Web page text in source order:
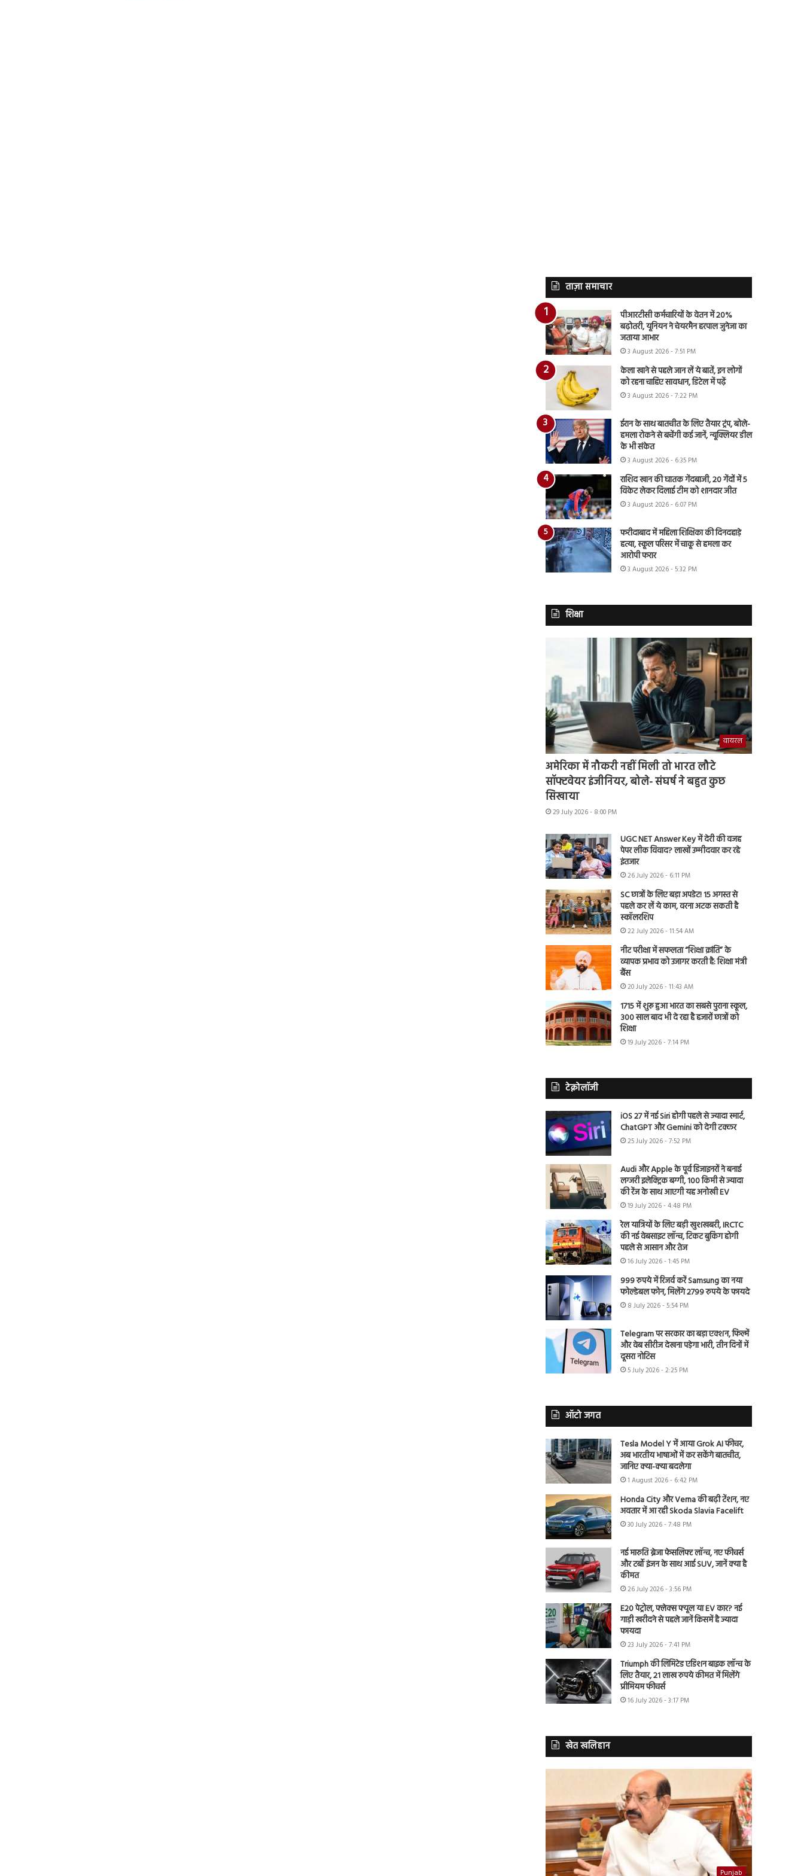
ताज़ा समाचार
पीआरटीसी कर्मचारियों के वेतन में 20%
बढ़ोतरी, यूनियन ने चेयरमैन हरपाल जुनेजा का
जताया आभार
3 August 2026 - 7:51 PM
केला खाने से पहले जान लें ये बातें, इन लोगों
को रहना चाहिए सावधान, डिटेल में पढ़ें
3 August 2026 - 7:22 PM
ईरान के साथ बातचीत के लिए तैयार ट्रंप, बोले-
हमला रोकने से बचेंगी कई जानें, न्यूक्लियर डील
के भी संकेत
3 August 2026 - 6:35 PM
राशिद खान की घातक गेंदबाजी, 20 गेंदों में 5
विकेट लेकर दिलाई टीम को शानदार जीत
3 August 2026 - 6:07 PM
फरीदाबाद में महिला शिक्षिका की दिनदहाड़े
हत्या, स्कूल परिसर में चाकू से हमला कर
आरोपी फरार
3 August 2026 - 5:32 PM
शिक्षा
वायरल
अमेरिका में नौकरी नहीं मिली तो भारत लौटे
सॉफ्टवेयर इंजीनियर, बोले- संघर्ष ने बहुत कुछ
सिखाया
29 July 2026 - 8:00 PM
UGC NET Answer Key में देरी की वजह
पेपर लीक विवाद? लाखों उम्मीदवार कर रहे
इंतजार
26 July 2026 - 6:11 PM
SC छात्रों के लिए बड़ा अपडेट! 15 अगस्त से
पहले कर लें ये काम, वरना अटक सकती है
स्कॉलरशिप
22 July 2026 - 11:54 AM
नीट परीक्षा में सफलता “शिक्षा क्रांति” के
व्यापक प्रभाव को उजागर करती है: शिक्षा मंत्री
बैंस
20 July 2026 - 11:43 AM
1715 में शुरू हुआ भारत का सबसे पुराना स्कूल,
300 साल बाद भी दे रहा है हजारों छात्रों को
शिक्षा
19 July 2026 - 7:14 PM
टेक्नोलॉजी
iOS 27 में नई Siri होगी पहले से ज्यादा स्मार्ट,
ChatGPT और Gemini को देगी टक्कर
25 July 2026 - 7:52 PM
Audi और Apple के पूर्व डिजाइनरों ने बनाई
लग्जरी इलेक्ट्रिक बग्गी, 100 किमी से ज्यादा
की रेंज के साथ आएगी यह अनोखी EV
19 July 2026 - 4:48 PM
रेल यात्रियों के लिए बड़ी खुशखबरी, IRCTC
की नई वेबसाइट लॉन्च, टिकट बुकिंग होगी
पहले से आसान और तेज
16 July 2026 - 1:45 PM
999 रुपये में रिजर्व करें Samsung का नया
फोल्डेबल फोन, मिलेंगे 2799 रुपये के फायदे
8 July 2026 - 5:54 PM
Telegram पर सरकार का बड़ा एक्शन, फिल्में
और वेब सीरीज देखना पड़ेगा भारी, तीन दिनों में
दूसरा नोटिस
5 July 2026 - 2:25 PM
ऑटो जगत
Tesla Model Y में आया Grok AI फीचर,
अब भारतीय भाषाओं में कर सकेंगे बातचीत,
जानिए क्या-क्या बदलेगा
1 August 2026 - 6:42 PM
Honda City और Verna की बढ़ी टेंशन, नए
अवतार में आ रही Skoda Slavia Facelift
30 July 2026 - 7:48 PM
नई मारुति ब्रेजा फेसलिफ्ट लॉन्च, नए फीचर्स
और टर्बो इंजन के साथ आई SUV, जानें क्या है
कीमत
26 July 2026 - 3:56 PM
E20 पेट्रोल, फ्लेक्स फ्यूल या EV कार? नई
गाड़ी खरीदने से पहले जानें किसमें है ज्यादा
फायदा
23 July 2026 - 7:41 PM
Triumph की लिमिटेड एडिशन बाइक लॉन्च के
लिए तैयार, 21 लाख रुपये कीमत में मिलेंगे
प्रीमियम फीचर्स
16 July 2026 - 3:17 PM
खेत खलिहान
Punjab